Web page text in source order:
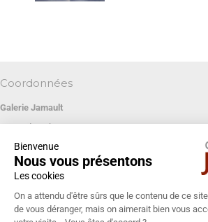
Bienvenue
Nous vous présentons
Les cookies
On a attendu d'être sûrs que le contenu de ce
de vous déranger, mais on aimerait bien vous
Coordonnées
Galerie Jamault
19 rue des Blancs Manteaux
75004 PARIS
+33 (0)1 42 74 13 85
galeriejamault@gmail.com